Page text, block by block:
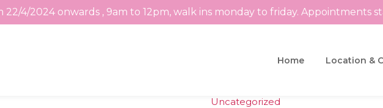
22/4/2024 onwards , 9am to 12pm, walk ins monday to friday. Appointments
Home Location &
Categories
Uncategorized